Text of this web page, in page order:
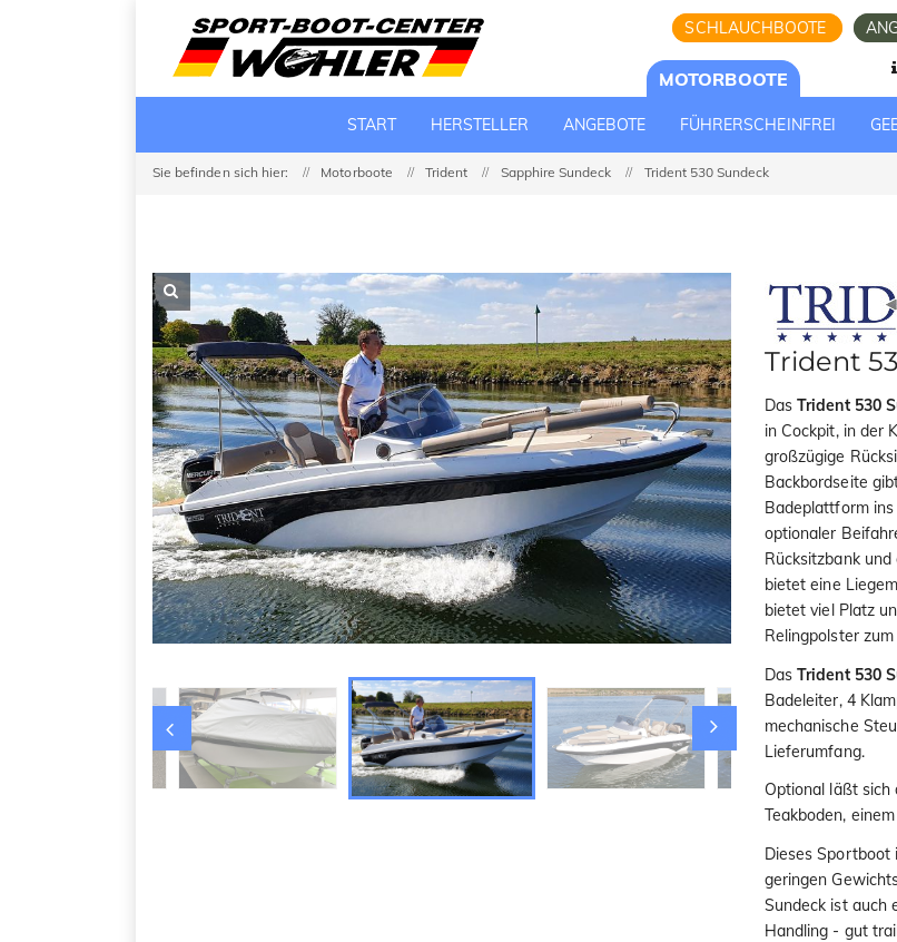
SCHLAUCHBOOTE
MOTORBOOTE
START HERSTELLER ANGEBOTE FÜHRERSCHEINFREI
Sie befinden sich hier: Motorboote Trident Sapphire Sundeck Trident 530 Sundeck
Trident
Das Trident 530
in Cockpit, in der
großzügige
Backbordseite
Badeplattform
optionaler
Rücksitzbank
bietet eine
bietet viel Platz
Relingpolster
DasTrident 530
Badeleiter, 4
mechanische
Lieferumfang.
Optional läßt sich
Teakboden,
Dieses Sportboot
geringen
Sundeck ist auch
Handling - gut